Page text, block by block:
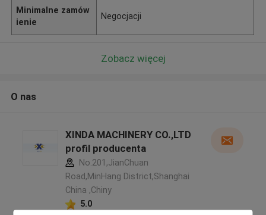
Minimalne zamów
ienie
Negocjacji
Zobacz więcej
O nas
XINDA MACHINERY CO.,LTD
profil producenta
No.201,JianChuan
Road,MinHang District,Shanghai
China ,Chiny
5.0